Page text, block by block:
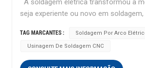
A soldagem elétrica transformou a
seja experiente ou novo em
métodos poderosos. O que é
derreter e unir metais. O calor
solidifica em uma ligação forte. Este
TAG MARCANTES : Soldagem Por Arco
Usinagem De Soldagem CNC